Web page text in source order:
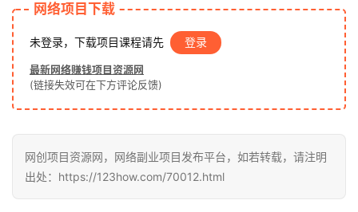
冒
泡
网络项目下载
未登录，下载项目课程请先 登录
最新网络赚钱项目资源网
(链接失效可在下方评论反馈)
网创项目资源网，网络副业项目发布平台，如若转载，请注明
出处：https://123how.com/70012.html